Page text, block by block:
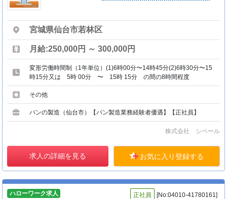
宮城県仙台市若林区
月給:250,000円 ～ 300,000円
変形労働時間制（1年単位）(1)6時00分〜14時45分(2)6時30分〜15
時15分又は 5時 00分 〜 15時 15分 の間の8時間程度
その他
パンの製造（仙台市）【パン製造業務経験者優遇】【正社員】
株式会社 シベール
求人の詳細を見る お気に入り登録する
ハローワーク求人 正社員 [No:04010-41780161]